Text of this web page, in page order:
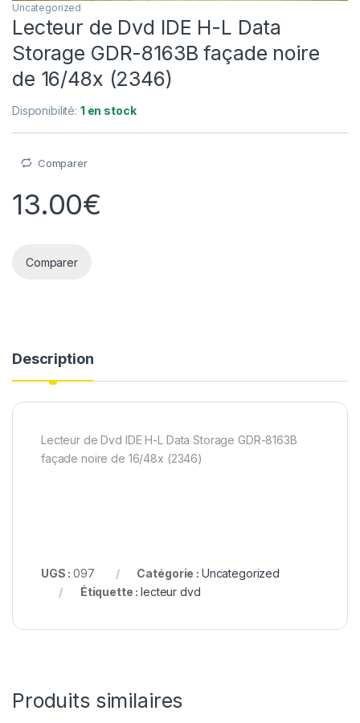
Uncategorized
Lecteur de Dvd IDE H-L Data
Storage GDR-8163B façade noire
de 16/48x (2346)
Disponibilité: 1 en stock
Comparer
13.00€
Comparer
Description
Lecteur de Dvd IDE H-L Data Storage GDR-8163B
façade noire de 16/48x (2346)
UGS :097 Catégorie : Uncategorized
Étiquette :lecteur dvd
Produits similaires